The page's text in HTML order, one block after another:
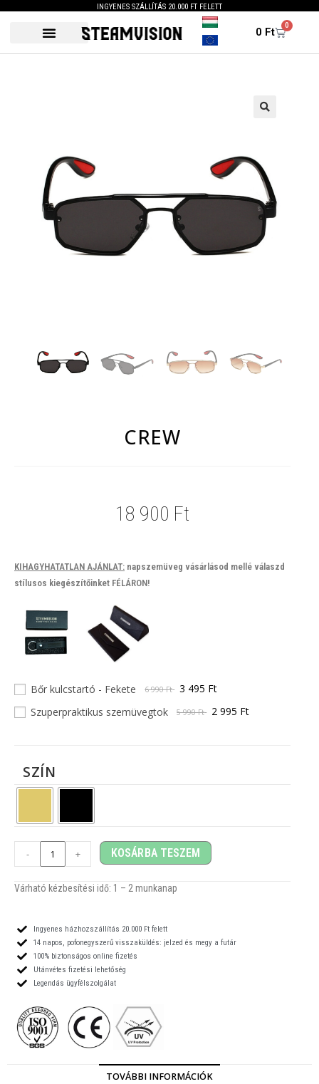
INGYENES SZÁLLÍTÁS 20.000 FT FELETT
0 Ft
0
CREW
18 900 Ft
KIHAGYHATATLAN AJÁNLAT: napszemüveg vásárlásod mellé válaszd
stílusos kiegészítőinket FÉLÁRON!
Bőr kulcstartó - Fekete 6 990 Ft
3 495 Ft
Szuperpraktikus szemüvegtok
5 990 Ft 2 995 Ft
SZÍN
- + KOSÁRBA TESZEM
Várható kézbesítési idő: 1 – 2 munkanap
Ingyenes házhozszállítás 20.000 Ft felett
14 napos, pofonegyszerű visszaküldés: jelzed és megy a futár
100% biztonságos online fizetés
Utánvétes fizetési lehetőség
Legendás ügyfélszolgálat
TOVÁBBI INFORMÁCIÓK